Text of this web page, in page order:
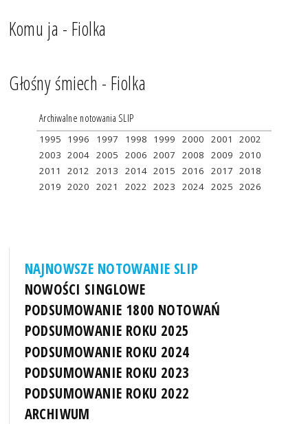
Komu ja - Fiolka
Głośny śmiech - Fiolka
Archiwalne notowania SLIP
1995 1996 1997 1998 1999 2000 2001
2002
2003 2004 2005 2006 2007 2008 2009 2010
2011
2012 2013 2014 2015 2016 2017 2018
2019 2020 2021 2022 2023 2024 2025 2026
NAJNOWSZE NOTOWANIE SLIP
NOWOŚCI SINGLOWE
PODSUMOWANIE 1800 NOTOWAŃ
PODSUMOWANIE ROKU 2025
PODSUMOWANIE ROKU 2024
PODSUMOWANIE ROKU 2023
PODSUMOWANIE ROKU 2022
ARCHIWUM